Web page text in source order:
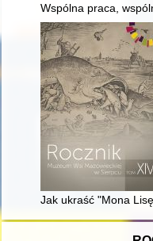
Wspólna praca,
Jak ukraść "Mona